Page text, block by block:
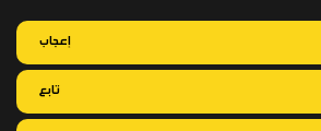
إعجاب
تابع